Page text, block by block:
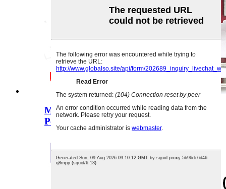
MTS-103 Mini Toggle Switch 3 Pin 2
Position Lat...